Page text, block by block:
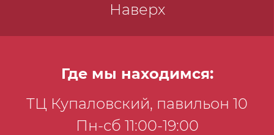
Наверх
Где мы находимся:
ТЦ Купаловский, павильон 10
Пн-сб 11:00-19:00